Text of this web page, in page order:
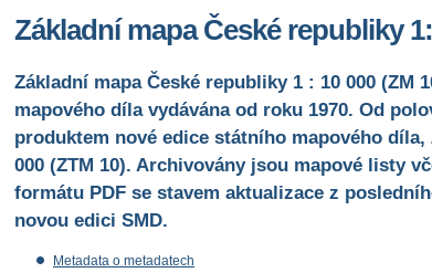
Základní mapa České republiky
Základní mapa České republiky 1 : 10 000 (ZM
mapového díla vydávána od roku 1970. Od
produktem nové edice státního mapového
000 (ZTM 10). Archivovány jsou mapové listy
formátu PDF se stavem aktualizace z
novou edici SMD.
Metadata o metadatech